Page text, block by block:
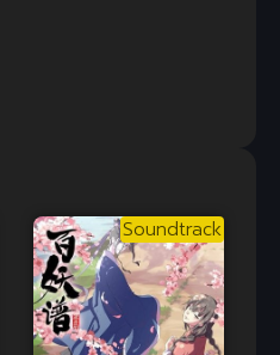
Soundtrack